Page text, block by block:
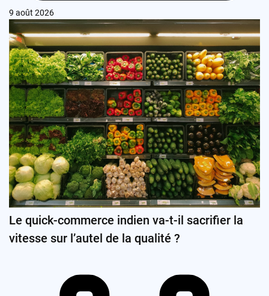
9 août 2026
Le quick-commerce indien va-t-il sacrifier la
vitesse sur l’autel de la qualité ?